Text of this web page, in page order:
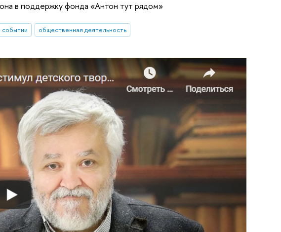
в поддержку фонда «Антон тут рядом»
общественная деятельность